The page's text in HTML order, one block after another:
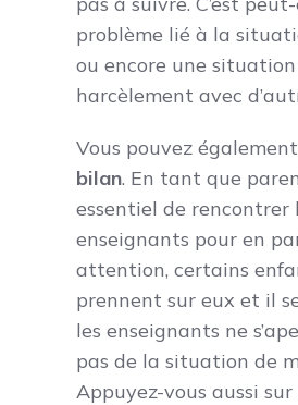
problème lié à la
ou encore une
harcèlement avec
Vous pouvez également
bilan. En tant que
essentiel de rencontrer
enseignants pour en
attention, certains
prennent sur eux et il
les enseignants ne
pas de la situation de
Appuyez-vous aussi sur